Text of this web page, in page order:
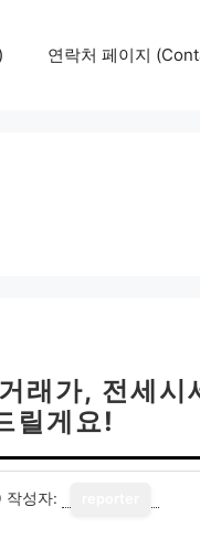
연락처 페이지
래가, 전세시
릴게요!
작성자: